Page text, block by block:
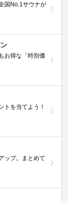
国No.1サウナが
お得な「特別価
トを当てよう！
ップ。まとめて